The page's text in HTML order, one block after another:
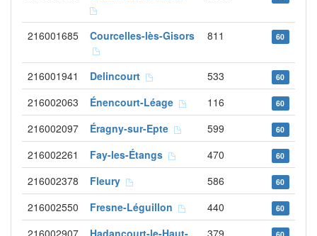
216001685 Courcelles-lès-Gisors 811 60
216001941 Delincourt 533 60
216002063 Énencourt-Léage 116 60
216002097 Éragny-sur-Epte 599 60
216002261 Fay-les-Étangs 470 60
216002378 Fleury 586 60
216002550 Fresne-Léguillon 440 60
216002907 Hadancourt-le-Haut- 379